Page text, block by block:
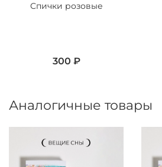
Спички розовые
300 ₽
Аналогичные товары